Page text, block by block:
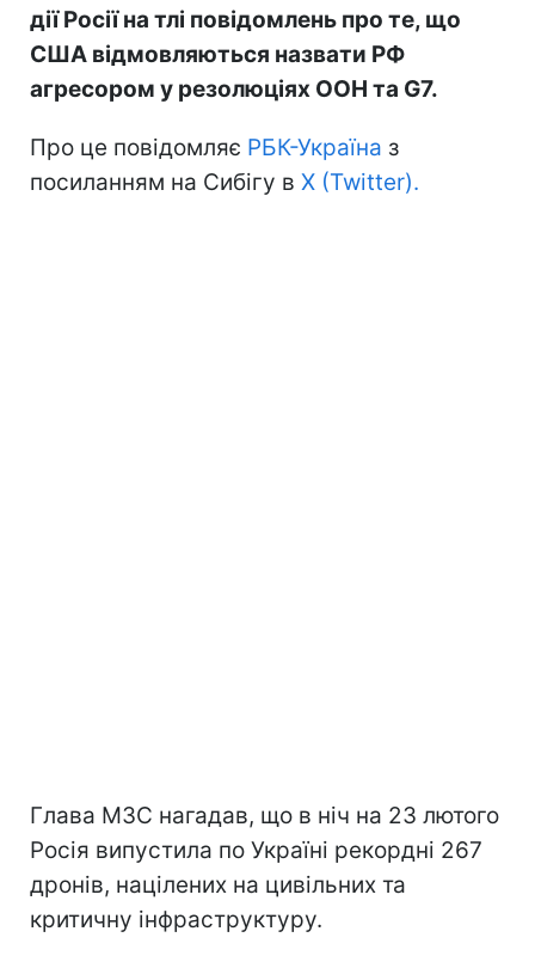
дії Росії на тлі повідомлень про те, що
США відмовляються назвати РФ
агресором у резолюціях ООН та G7.
Про це повідомляє РБК-Україна з
посиланням на Сибігу в X (Twitter).
Глава МЗС нагадав, що в ніч на 23 лютого
Росія випустила по Україні рекордні 267
дронів, націлених на цивільних та
критичну інфраструктуру.